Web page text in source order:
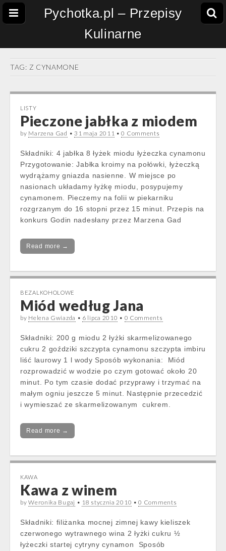
Pychotka.pl – Przepisy
Kulinarne
TAG: Z CYNAMONE
LISTY
Pieczone jabłka z miodem
by Marzena Gad • 31 maja 2011 •0 Comments
Składniki: 4 jabłka 8 łyżek miodu łyżeczka cynamonu
Przygotowanie: Jabłka kroimy na połówki, łyżeczką
wydrążamy gniazda nasienne. W miejsce po
nasionach układamy łyżkę miodu, posypujemy
cynamonem. Pieczemy na folii w piekarniku
rozgrzanym do 16 stopni przez 15 minut. Przepis na
konkurs Godin nadesłany przez Marzena Gad
Read more →
BEZALKOHOLOWE
Miód według Jana
by Helena Gwiazda • 6 lipca 2010 • 0 Comments
Składniki: 200 g miodu 2 łyżki skarmelizowanego
cukru 2 goździki szczypta cynamonu szczypta imbiru
liść laurowy 1 l wody Sposób wykonania: Miód
rozprowadzić w wodzie po czym gotować około 20
minut. Po tym czasie dodać przyprawy i trzymać na
małym ogniu jeszcze 5 minut. Następnie przecedzić
i wymieszać ze skarmelizowanym cukrem.
Read more →
KAWA
Kawa z winem
byWeronika Bugaj • 18 stycznia 2010 •0 Comments
Składniki: filiżanka mocnej zimnej kawy kieliszek
czerwonego wytrawnego wina 2 łyżki cukru ½
łyżeczki startej cytryny cynamon Sposób